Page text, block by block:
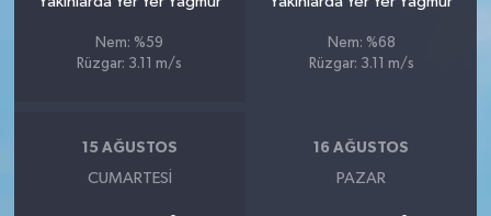
Nem: %59
Rüzgar: 3.11 m/s
Nem: %68
Rüzgar: 3.11 m/s
15 AĞUSTOS
CUMARTESI
16 AĞUSTOS
PAZAR